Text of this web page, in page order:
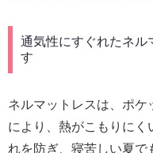
通気性にすぐれたネル
す
ネルマットレスは、ポケ
により、熱がこもりに
れを防ぎ、寝苦しい夏で